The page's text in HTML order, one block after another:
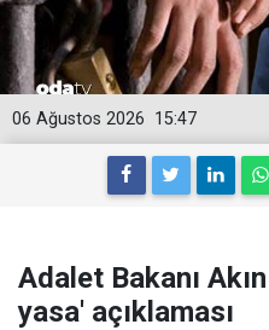
15:47
06 Ağustos 2026
Adalet Bakanı
yasa' açıklaması